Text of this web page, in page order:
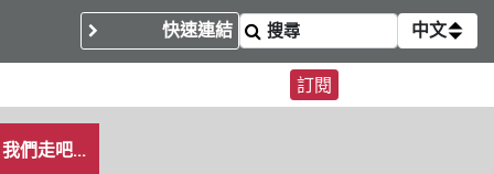
快速連結 中文
訂閱
我們走吧...